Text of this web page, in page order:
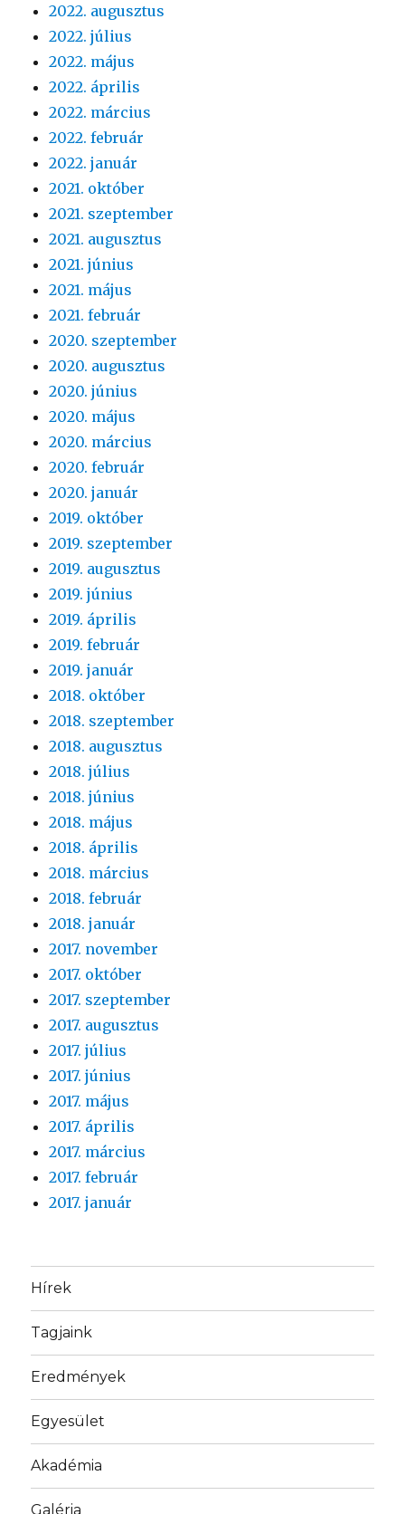
2022. augusztus
2022. július
2022. május
2022. április
2022. március
2022. február
2022. január
2021. október
2021. szeptember
2021. augusztus
2021. június
2021. május
2021. február
2020. szeptember
2020. augusztus
2020. június
2020. május
2020. március
2020. február
2020. január
2019. október
2019. szeptember
2019. augusztus
2019. június
2019. április
2019. február
2019. január
2018. október
2018. szeptember
2018. augusztus
2018. július
2018. június
2018. május
2018. április
2018. március
2018. február
2018. január
2017. november
2017. október
2017. szeptember
2017. augusztus
2017. július
2017. június
2017. május
2017. április
2017. március
2017. február
2017. január
Hírek
Tagjaink
Eredmények
Egyesület
Akadémia
Galéria